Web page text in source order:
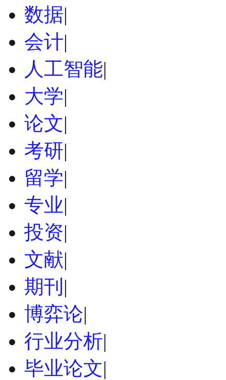
数据|
会计|
人工智能|
大学|
论文|
考研|
留学|
专业|
投资|
文献|
期刊 |
博弈论|
行业分析|
毕业论文|